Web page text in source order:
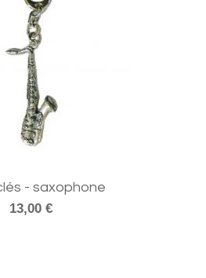
- saxophone
13,00 €